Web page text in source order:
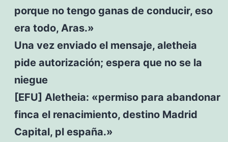
porque no tengo ganas de conducir, eso
era todo, Aras.»
Una vez enviado el mensaje, aletheia
pide autorización; espera que no se la
niegue
[EFU] Aletheia: «permiso para abandonar
finca el renacimiento, destino Madrid
Capital, pl españa.»